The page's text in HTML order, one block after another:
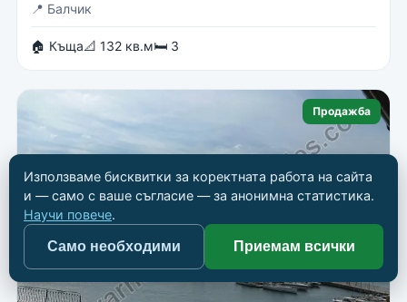
📍 Балчик
🏠 Къща📐 132 кв.м🛏 3
Продажба
Използваме бисквитки за коректната работа на сайта
и — само с ваше съгласие — за анонимна статистика.
Научи повече.
Само необходими Приемам всички